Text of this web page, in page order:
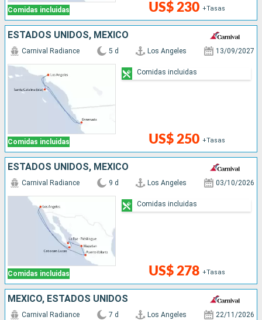
Comidas incluidas US$ 230 +Tasas
ESTADOS UNIDOS, MÉXICO
Comidas incluidas
Carnival Radiance 5 d Los Angeles 13/09/2027
US$ 250 +Tasas
Comidas incluidas
ESTADOS UNIDOS, MÉXICO
Comidas incluidas
Carnival Radiance 9 d Los Angeles 03/10/2026
US$ 278 +Tasas
Comidas incluidas
MÉXICO, ESTADOS UNIDOS
Carnival Radiance 7 d Los Angeles 22/11/2026